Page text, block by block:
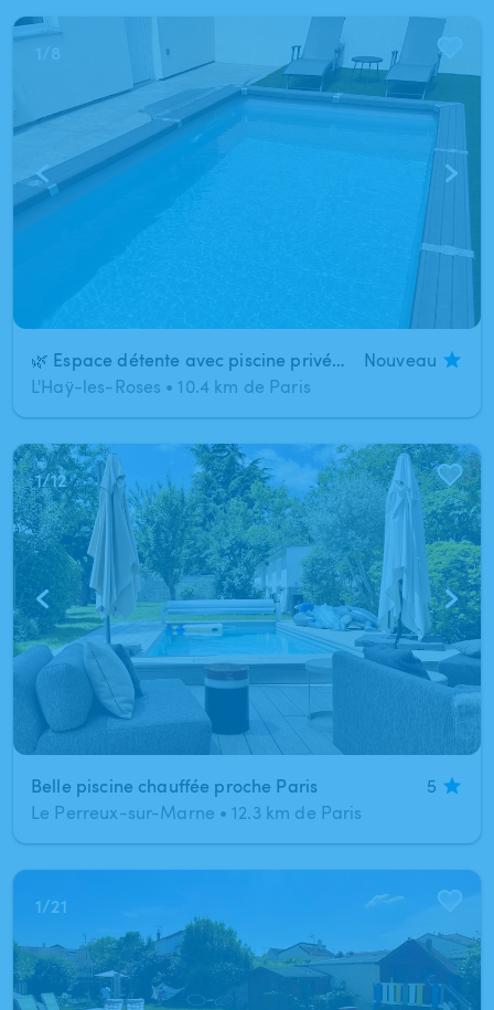
1/8
🌿 Espace détente avec piscine privée chauffée 🌿
Nouveau
L'Haÿ-les-Roses • 10.4 km de Paris
1/12
Belle piscine chauffée proche Paris
5
Le Perreux-sur-Marne • 12.3 km de Paris
1/21